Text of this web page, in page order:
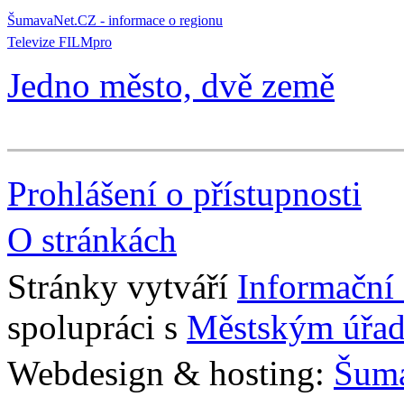
ŠumavaNet.CZ - informace o regionu
Televize FILMpro
Jedno město, dvě země
Prohlášení o přístupnosti
O stránkách
Stránky vytváří Informační
spolupráci s Městským
Webdesign & hosting: